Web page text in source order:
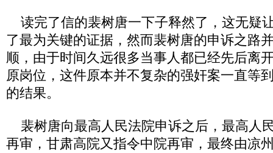
读完了信的裴树唐一下子释然了，这无疑
了最为关键的证据，然而裴树唐的申诉之路
顺，由于时间久远很多当事人都已经先后离
原岗位，这件原本并不复杂的强奸案一直等
的结果。
裴树唐向最高人民法院申诉之后，最高人
再审，甘肃高院又指令中院再审，最终由凉